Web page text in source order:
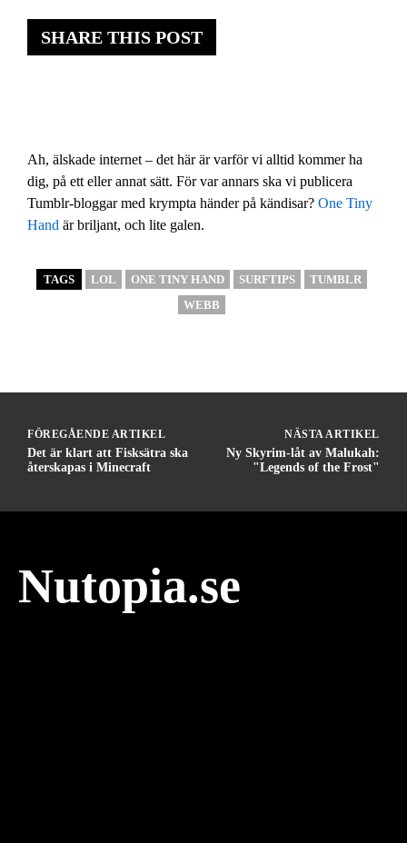
SHARE THIS POST
Ah, älskade internet – det här är varför vi alltid kommer ha
dig, på ett eller annat sätt. För var annars ska vi publicera
Tumblr-bloggar med krympta händer på kändisar? One Tiny
Hand är briljant, och lite galen.
TAGS LOL ONE TINY HAND SURFTIPS
TUMBLR
WEBB
FÖREGÅENDE ARTIKEL
Det är klart att Fisksätra ska
återskapas i Minecraft
NÄSTA ARTIKEL
Ny Skyrim-låt av Malukah:
"Legends of the Frost"
Nutopia.se